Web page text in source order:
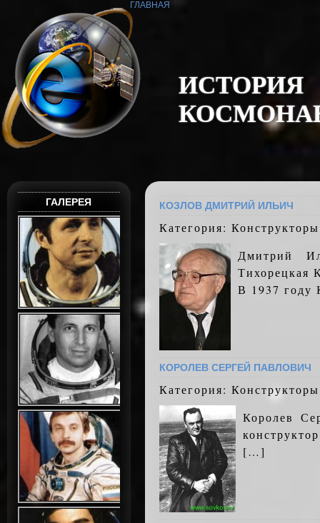
ИСТОРИЯ
КОСМОНА
ГЛАВНАЯ
ГАЛЕРЕЯ КОЗЛОВ ДМИТРИЙ ИЛЬИЧ
Категория: Конструкторы
Дмитрий
Тихорецкая
В 1937 году
КОРОЛЕВ СЕРГЕЙ ПАВЛОВИЧ
Категория: Конструкторы
Королев
[…]